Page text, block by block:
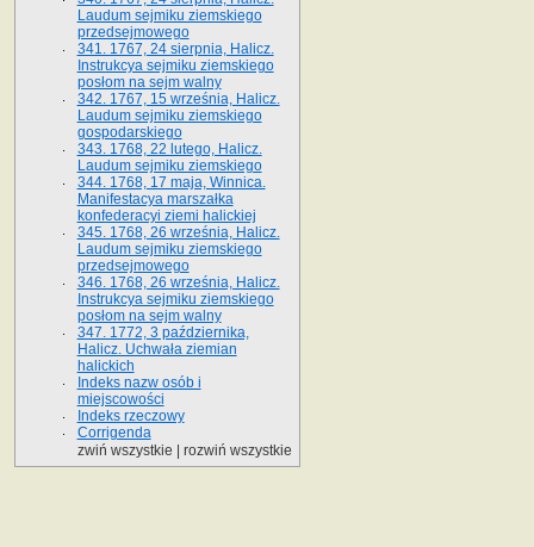
Laudum sejmiku ziemskiego
przedsejmowego
341. 1767, 24 sierpnia, Halicz.
Instrukcya sejmiku ziemskiego
posłom na sejm walny
342. 1767, 15 września, Halicz.
Laudum sejmiku ziemskiego
gospodarskiego
343. 1768, 22 lutego, Halicz.
Laudum sejmiku ziemskiego
344. 1768, 17 maja, Winnica.
Manifestacya marszałka
konfederacyi ziemi halickiej
345. 1768, 26 września, Halicz.
Laudum sejmiku ziemskiego
przedsejmowego
346. 1768, 26 września, Halicz.
Instrukcya sejmiku ziemskiego
posłom na sejm walny
347. 1772, 3 października,
Halicz. Uchwała ziemian
halickich
Indeks nazw osób i
miejscowości
Indeks rzeczowy
Corrigenda
zwiń wszystkie
rozwiń wszystkie